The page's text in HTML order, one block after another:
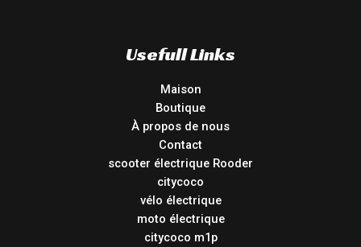
Usefull Links
Maison
Boutique
À propos de nous
Contact
scooter électrique Rooder
citycoco
vélo électrique
moto électrique
citycoco m1p